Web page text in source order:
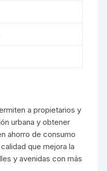
a propietarios y
urbana y obtener
ahorro de consumo
que mejora la
y avenidas con más